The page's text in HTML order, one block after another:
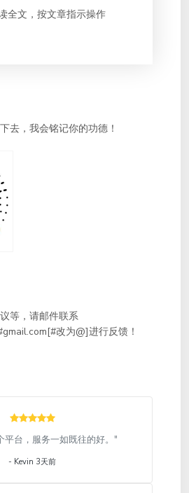
全文，按文章指示操作
去，我会铭记你的功德！
等，请邮件联系
改为@]进行反馈！
平台，服务一如既往的好。"
- Kevin 3天前